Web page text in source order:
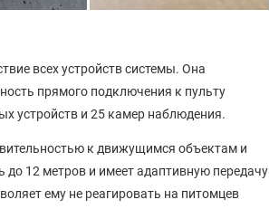
всех устройств системы. Она
прямого подключения к пульту
устройств и 25 камер наблюдения.
к движущимся объектам и
12 метров и имеет адаптивную передачу
ему не реагировать на питомцев